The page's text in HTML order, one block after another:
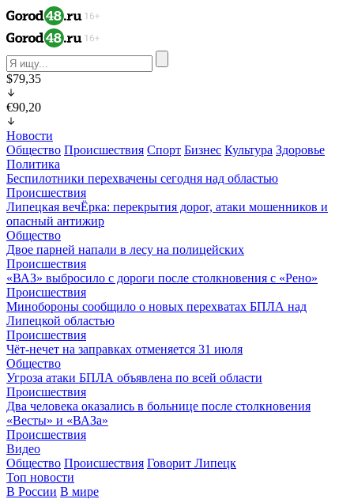
$79,35
€90,20
Новости
Общество Происшествия Спорт Бизнес Культура Здоровье
Политика
Беспилотники перехвачены сегодня над областью
Происшествия
Липецкая вечЁрка: перекрытия дорог, атаки мошенников и
опасный антижир
Общество
Двое парней напали в лесу на полицейских
Происшествия
«ВАЗ» выбросило с дороги после столкновения с «Рено»
Происшествия
Минобороны сообщило о новых перехватах БПЛА над
Липецкой областью
Происшествия
Чёт-нечет на заправках отменяется 31 июля
Общество
Угроза атаки БПЛА объявлена по всей области
Происшествия
Два человека оказались в больнице после столкновения
«Весты» и «ВАЗа»
Происшествия
Видео
Общество Происшествия Говорит Липецк
Топ новости
В России В мире